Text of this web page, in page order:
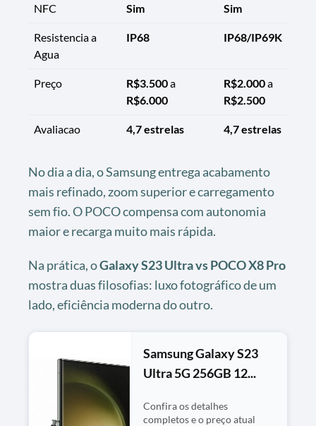
NFC Sim Sim
Resistencia a
Agua
IP68 IP68/IP69K
Preço R$3.500a
R$6.000
R$2.000a
R$2.500
Avaliacao 4,7 estrelas 4,7 estrelas
No dia a dia, o Samsung entrega acabamento
mais refinado, zoom superior e carregamento
sem fio. O POCO compensa com autonomia
maior e recarga muito mais rápida.
Na prática, oGalaxy S23 Ultra vs POCO X8 Pro
mostra duas filosofias: luxo fotográfico de um
lado, eficiência moderna do outro.
Samsung Galaxy S23
Ultra 5G 256GB 12...
Confira os detalhes
completos e o preço atual